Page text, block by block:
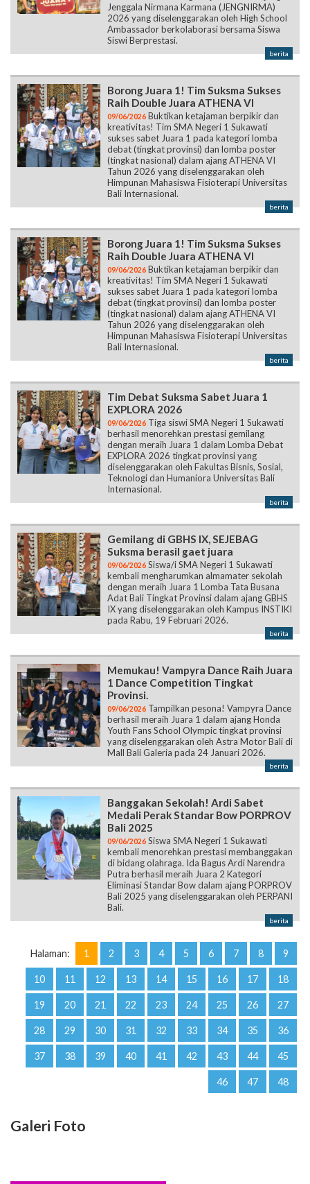
Jenggala Nirmana Karmana (JENGNIRMA)
2026 yang diselenggarakan oleh High School
Ambassador berkolaborasi bersama Siswa
Siswi Berprestasi.
berita
Borong Juara 1! Tim Suksma Sukses
Raih Double Juara ATHENA VI
09/06/2026 Buktikan ketajaman berpikir dan
kreativitas! Tim SMA Negeri 1 Sukawati
sukses sabet Juara 1 pada kategori lomba
debat (tingkat provinsi) dan lomba poster
(tingkat nasional) dalam ajang ATHENA VI
Tahun 2026 yang diselenggarakan oleh
Himpunan Mahasiswa Fisioterapi Universitas
Bali Internasional.
berita
Borong Juara 1! Tim Suksma Sukses
Raih Double Juara ATHENA VI
09/06/2026 Buktikan ketajaman berpikir dan
kreativitas! Tim SMA Negeri 1 Sukawati
sukses sabet Juara 1 pada kategori lomba
debat (tingkat provinsi) dan lomba poster
(tingkat nasional) dalam ajang ATHENA VI
Tahun 2026 yang diselenggarakan oleh
Himpunan Mahasiswa Fisioterapi Universitas
Bali Internasional.
berita
Tim Debat Suksma Sabet Juara 1
EXPLORA 2026
09/06/2026 Tiga siswi SMA Negeri 1 Sukawati
berhasil menorehkan prestasi gemilang
dengan meraih Juara 1 dalam Lomba Debat
EXPLORA 2026 tingkat provinsi yang
diselenggarakan oleh Fakultas Bisnis, Sosial,
Teknologi dan Humaniora Universitas Bali
Internasional.
berita
Gemilang di GBHS IX, SEJEBAG
Suksma berasil gaet juara
09/06/2026 Siswa/i SMA Negeri 1 Sukawati
kembali mengharumkan almamater sekolah
dengan meraih Juara 1 Lomba Tata Busana
Adat Bali Tingkat Provinsi dalam ajang GBHS
IX yang diselenggarakan oleh Kampus INSTIKI
pada Rabu, 19 Februari 2026.
berita
Memukau! Vampyra Dance Raih Juara
1 Dance Competition Tingkat
Provinsi.
09/06/2026 Tampilkan pesona! Vampyra Dance
berhasil meraih Juara 1 dalam ajang Honda
Youth Fans School Olympic tingkat provinsi
yang diselenggarakan oleh Astra Motor Bali di
Mall Bali Galeria pada 24 Januari 2026.
berita
Banggakan Sekolah! Ardi Sabet
Medali Perak Standar Bow PORPROV
Bali 2025
09/06/2026 Siswa SMA Negeri 1 Sukawati
kembali menorehkan prestasi membanggakan
di bidang olahraga. Ida Bagus Ardi Narendra
Putra berhasil meraih Juara 2 Kategori
Eliminasi Standar Bow dalam ajang PORPROV
Bali 2025 yang diselenggarakan oleh PERPANI
Bali.
berita
Halaman: 1 2 3 4 5 6 7 8 9
10 11 12 13 14 15 16 17 18
19 20 21 22 23 24 25 26 27
28 29 30 31 32 33 34 35 36
37 38 39 40 41 42 43 44 45
46 47 48
Galeri Foto